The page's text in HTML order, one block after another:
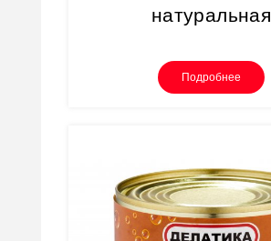
натуральная
Подробнее